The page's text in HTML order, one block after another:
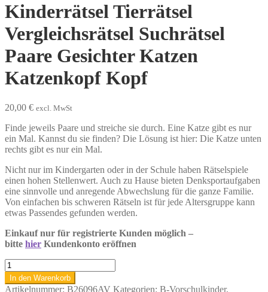
Kinderrätsel Tierrätsel
Vergleichsrätsel Suchrätsel
Paare Gesichter Katzen
Katzenkopf Kopf
20,00 € excl. MwSt
Finde jeweils Paare und streiche sie durch. Eine Katze gibt es nur
ein Mal. Kannst du sie finden? Die Lösung ist hier: Die Katze unten
rechts gibt es nur ein Mal.
Nicht nur im Kindergarten oder in der Schule haben Rätselspiele
einen hohen Stellenwert. Auch zu Hause bieten Denksportaufgaben
eine sinnvolle und anregende Abwechslung für die ganze Familie.
Von einfachen bis schweren Rätseln ist für jede Altersgruppe kann
etwas Passendes gefunden werden.
Einkauf nur für registrierte Kunden möglich –
bitte hier Kundenkonto eröffnen
Kinderrätsel
Tierrätsel
Vergleichsrätsel
In den Warenkorb
Artikelnummer: B26096AV Kategorien: B-Vorschulkinder,